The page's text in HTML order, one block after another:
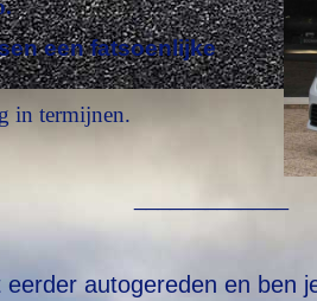
een fatsoenlijke
in termijnen.
eerder autogereden en ben